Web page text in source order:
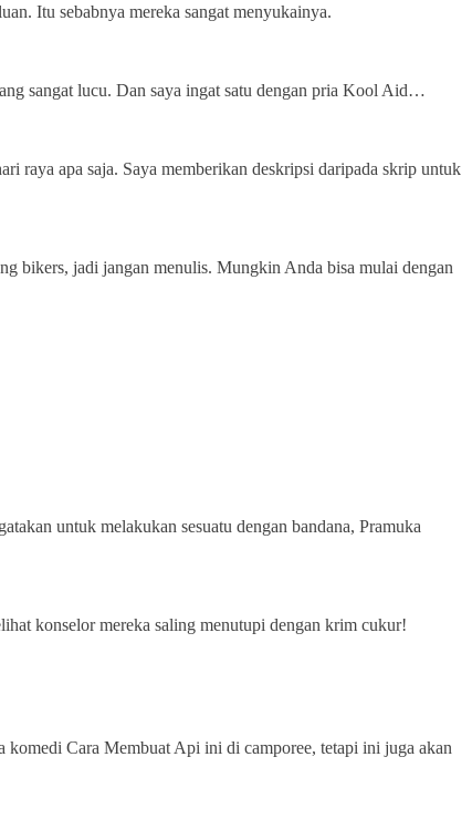
Itu sebabnya mereka sangat menyukainya.
sangat lucu. Dan saya ingat satu dengan pria Kool Aid…
raya apa saja. Saya memberikan deskripsi daripada skrip untuk
bikers, jadi jangan menulis. Mungkin Anda bisa mulai dengan
untuk melakukan sesuatu dengan bandana, Pramuka
konselor mereka saling menutupi dengan krim cukur!
komedi Cara Membuat Api ini di camporee, tetapi ini juga akan